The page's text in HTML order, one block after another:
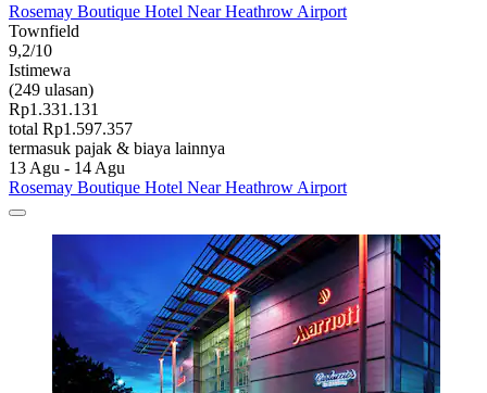
Rosemay Boutique Hotel Near Heathrow Airport
Townfield
9,2/10
Istimewa
(249 ulasan)
Rp1.331.131
total Rp1.597.357
termasuk pajak & biaya lainnya
13 Agu - 14 Agu
Rosemay Boutique Hotel Near Heathrow Airport